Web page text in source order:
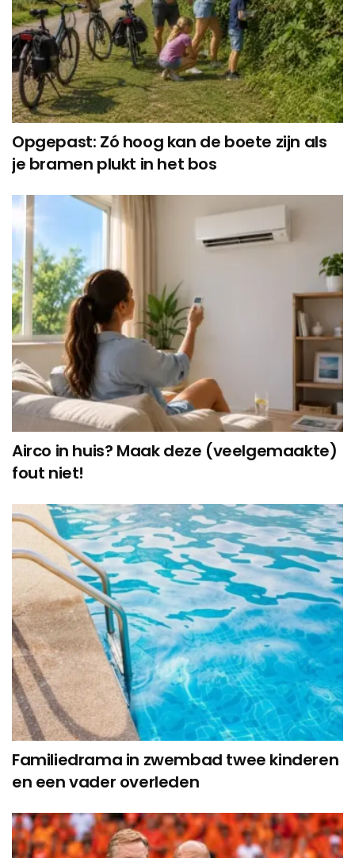
Opgepast: Zó hoog kan de boete zijn als
je bramen plukt in het bos
Airco in huis? Maak deze (veelgemaakte)
fout niet!
Familiedrama in zwembad twee kinderen
en een vader overleden